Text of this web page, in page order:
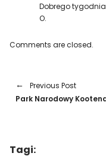
Dobrego
O.
Comments are closed.
Previous Post
Park Narodowy
Tagi: